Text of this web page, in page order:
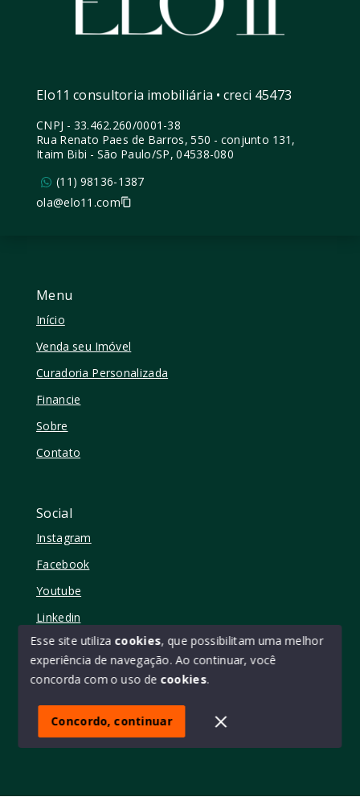
Menu
Início
Venda seu Imóvel
Curadoria Personalizada
Financie
Sobre
Contato
Social
Instagram
Facebook
Youtube
Linkedin
© Copyright 2026 - Elo11 consultoria imobiliária • creci
SITE PARA IMOBILIARIA
Elo11 consultoria imobiliária • creci 45473
CNPJ - 33.462.260/0001-38
Rua Renato Paes de Barros, 550 - conjunto 131,
Itaim Bibi - São Paulo/SP, 04538-080
(11) 98136-1387
ola@elo11.com
Esse site utiliza cookies, que possibilitam uma melhor
experiência de navegação. Ao continuar, você
concorda com o uso de cookies.
Concordo, continuar